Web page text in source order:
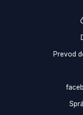
Prevod